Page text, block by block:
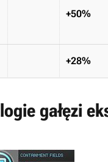
+50%
+28%
gałęzi